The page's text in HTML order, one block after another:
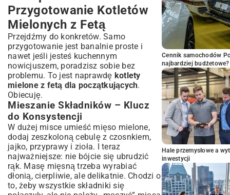
Przygotowanie Kotletów
Mielonych z Fetą
Przejdźmy do konkretów. Samo
przygotowanie jest banalnie proste i
nawet jeśli jesteś kuchennym
nowicjuszem, poradzisz sobie bez
problemu. To jest naprawdę kotlety
mielone z fetą dla początkujących.
Obiecuję.
Mieszanie Składników – Klucz
do Konsystencji
W dużej misce umieść mięso mielone,
dodaj zeszkoloną cebulę z czosnkiem,
jajko, przyprawy i zioła. I teraz
najważniejsze: nie bójcie się ubrudzić
rąk. Masę mięsną trzeba wyrabiać
dłonią, cierpliwie, ale delikatnie. Chodzi o
to, żeby wszystkie składniki się
Cennik samochodów
najbardziej budżetowe?
Hale przemysłowe a
inwestycji